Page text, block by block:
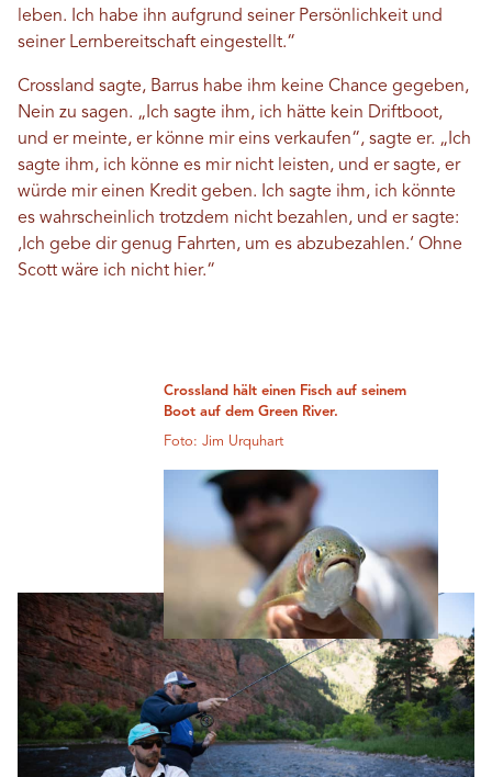
leben. Ich habe ihn aufgrund seiner Persönlichkeit und
seiner Lernbereitschaft eingestellt.“
Crossland sagte, Barrus habe ihm keine Chance gegeben,
Nein zu sagen. „Ich sagte ihm, ich hätte kein Driftboot,
und er meinte, er könne mir eins verkaufen“, sagte er. „Ich
sagte ihm, ich könne es mir nicht leisten, und er sagte, er
würde mir einen Kredit geben. Ich sagte ihm, ich könnte
es wahrscheinlich trotzdem nicht bezahlen, und er sagte:
‚Ich gebe dir genug Fahrten, um es abzubezahlen.‘ Ohne
Scott wäre ich nicht hier.“
Crossland hält einen Fisch auf seinem
Boot auf dem Green River.
Foto: Jim Urquhart